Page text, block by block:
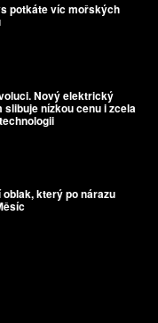
potkáte víc mořských
Nový elektrický
slibuje nízkou cenu i zcela
který po nárazu